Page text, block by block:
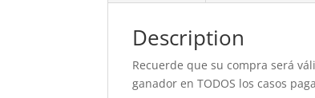
Description
Recuerde que su compra será
ganador en TODOS los casos